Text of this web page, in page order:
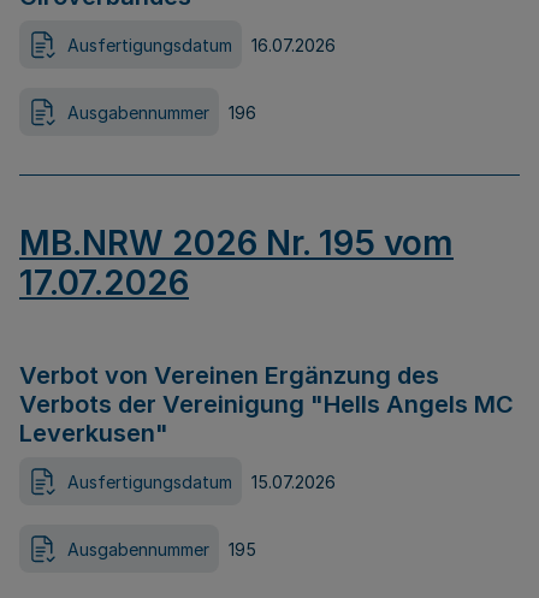
Ausfertigungsdatum 16.07.2026
Ausgabennummer 196
MB.NRW 2026 Nr. 195 vom
17.07.2026
Verbot von Vereinen Ergänzung des
Verbots der Vereinigung "Hells Angels MC
Leverkusen"
Ausfertigungsdatum 15.07.2026
Ausgabennummer 195